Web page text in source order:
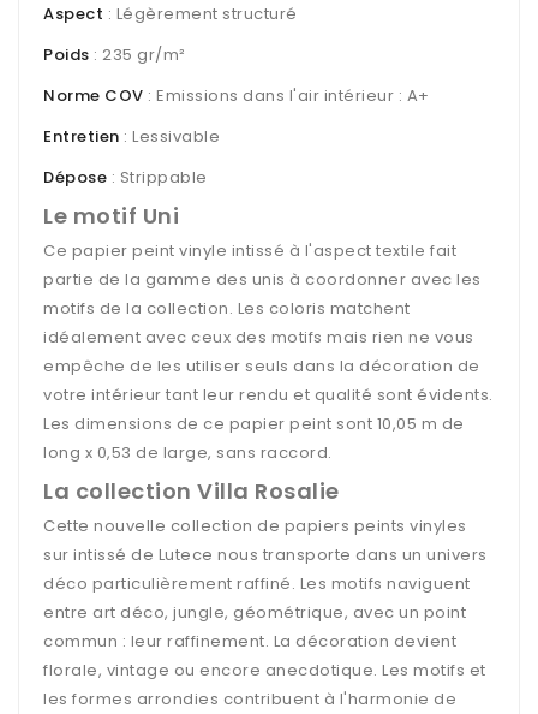
Aspect : Légèrement structuré
Poids : 235 gr/m²
Norme COV : Emissions dans l'air intérieur : A+
Entretien : Lessivable
Dépose : Strippable
Le motif Uni
Ce papier peint vinyle intissé à l'aspect textile fait
partie de la gamme des unis à coordonner avec les
motifs de la collection. Les coloris matchent
idéalement avec ceux des motifs mais rien ne vous
empêche de les utiliser seuls dans la décoration de
votre intérieur tant leur rendu et qualité sont évidents.
Les dimensions de ce papier peint sont 10,05 m de
long x 0,53 de large, sans raccord.
La collection Villa Rosalie
Cette nouvelle collection de papiers peints vinyles
sur intissé de Lutece nous transporte dans un univers
déco particulièrement raffiné. Les motifs naviguent
entre art déco, jungle, géométrique, avec un point
commun : leur raffinement. La décoration devient
florale, vintage ou encore anecdotique. Les motifs et
les formes arrondies contribuent à l'harmonie de